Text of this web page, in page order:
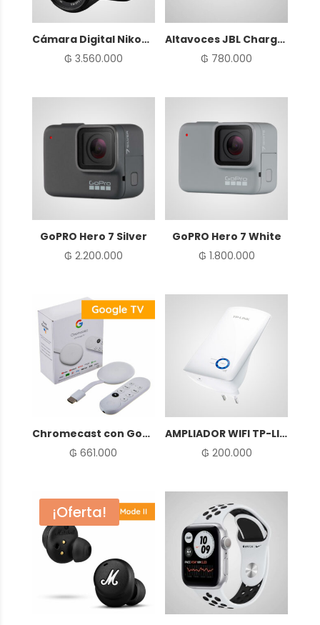
Cámara Digital Nikon D5300
₲ 3.560.000
Altavoces JBL Charge 3
₲ 780.000
GoPRO Hero 7 Silver
₲ 2.200.000
GoPRO Hero 7 White
₲ 1.800.000
Chromecast con Google TV
₲ 661.000
AMPLIADOR WIFI TP-LINK
₲ 200.000
¡Oferta!